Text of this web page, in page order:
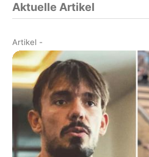
Aktuelle Artikel
Artikel -